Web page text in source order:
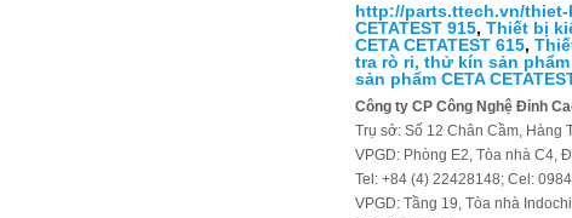
http://parts.ttech.vn/
CETATEST 915, Thiết bị
CETA CETATEST 615,
tra rò ri, thử kín sản phẩm
sản phẩm CETA
Công ty CP Công Nghệ Đỉnh
Trụ sở: Số 12 Chân Cầm, Hàng
VPGD: Phòng E2, Tòa nhà C4,
Tel: +84 (4) 22428148; Cel:
VPGD: Tầng 19, Tòa nhà